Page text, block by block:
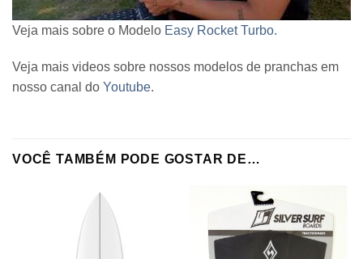
Veja mais sobre o Modelo Easy Rocket Turbo.
Veja mais videos sobre nossos modelos de pranchas em
nosso canal do Youtube.
VOCÊ TAMBÉM PODE GOSTAR DE…